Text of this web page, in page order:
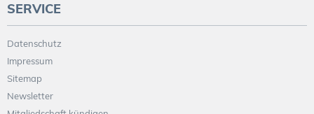
SERVICE
Datenschutz
Impressum
Sitemap
Newsletter